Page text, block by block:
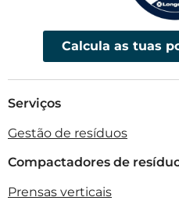
Calcula as tuas
Serviços
Gestão de resíduos
Compactadores de
Prensas verticais